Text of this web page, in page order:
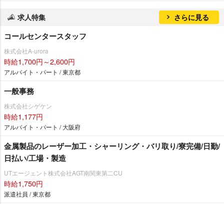
求人特集 さらに見る
コールセンタースタッフ
株式会社A-urora
時給1,700円～2,600円
アルバイト・パート / 東京都
一般事務
株式会社シゲケン
時給1,177円
アルバイト・パート / 大阪府
金属製品のレーザー加工・シャーリング・バリ取り/寮完備/日勤/
日払い/工場・製造
UTエージェント株式会社AGT南関東第二CU
時給1,750円
派遣社員 / 東京都